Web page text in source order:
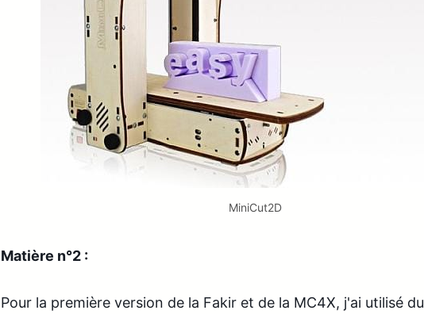
MiniCut2D
Matière n°2 :
Pour la première version de la Fakir et de la MC4X, j'ai utilisé du